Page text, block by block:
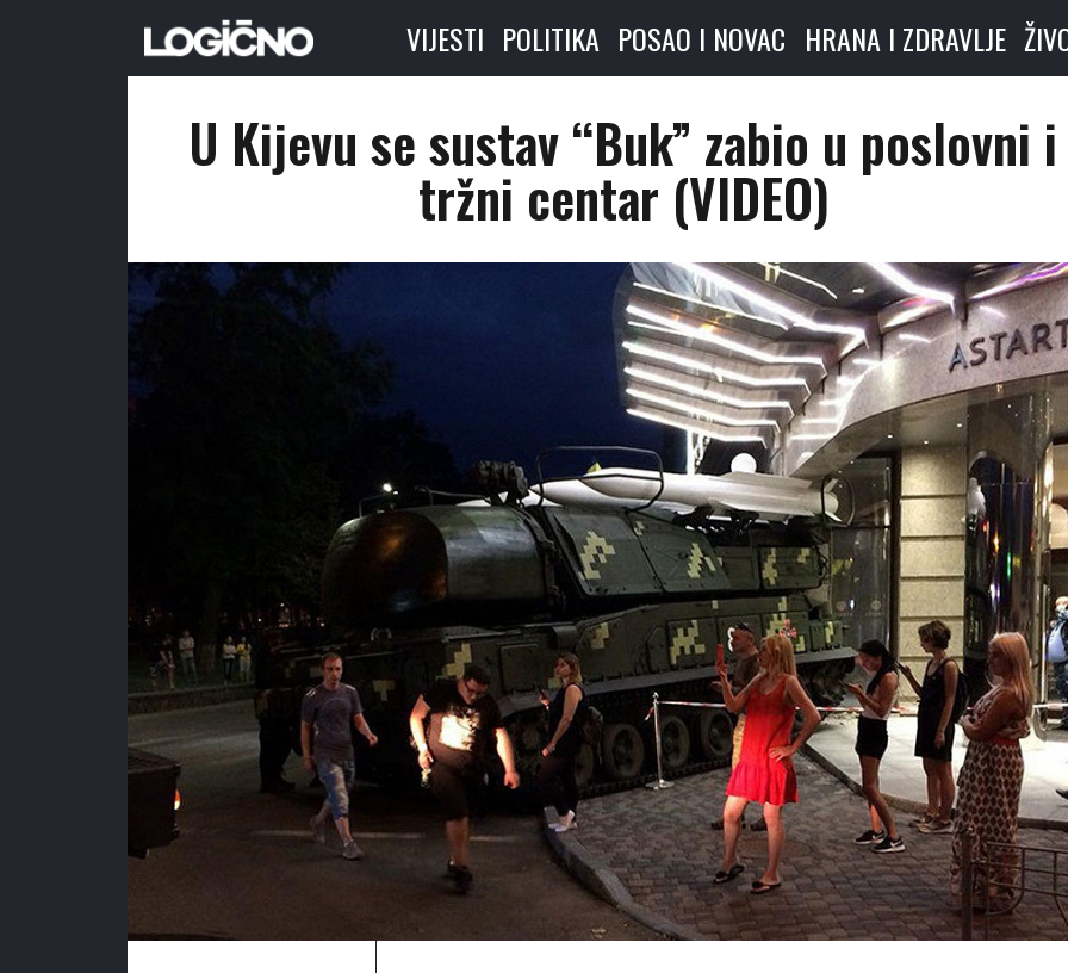
VIJESTI POLITIKA POSAO I NOVAC HRANA I ZDRAVLJE
U Kijevu se sustav “Buk” zabio u poslovni i
tržni centar (VIDEO)